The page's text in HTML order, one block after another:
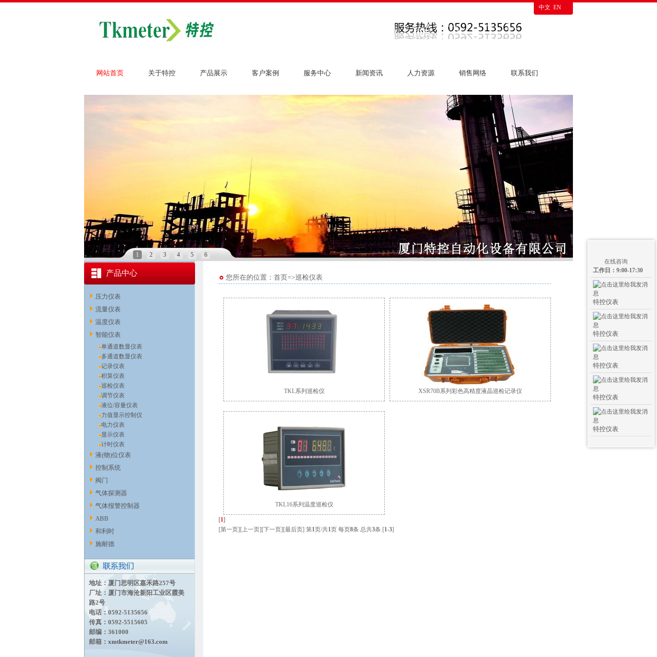
中文 EN
网站首页 关于特控 产品展示 客户案例 服务中心 新闻资讯 人力资源 销售网络 联系我们
1 2 3 4 5 6
产品中心
压力仪表
流量仪表
温度仪表
智能仪表
单通道数显仪表
多通道数显仪表
记录仪表
积算仪表
巡检仪表
调节仪表
液位/容量仪表
力值显示控制仪
电力仪表
显示仪表
计时仪表
液(物)位仪表
控制系统
阀门
气体探测器
气体报警控制器
ABB
和利时
施耐德
地址：厦门思明区嘉禾路257号
厂址：厦门市海沧新阳工业区霞美
路2号
电话：0592-5135656
传真：0592-5515605
邮编：361000
邮箱： xmtkmeter@163.com
您所在的位置：首页=>巡检仪表
TKL系列巡检仪 XSR70B系列彩色高精度液晶巡检记录仪
TKL16系列温度巡检仪
[1]
[第一页][上一页][下一页][最后页] 第1页/共1页 每页8条 总共3条 [1-3]
在线咨询
工作日：9:00-17:30
特控仪表
特控仪表
特控仪表
特控仪表
特控仪表